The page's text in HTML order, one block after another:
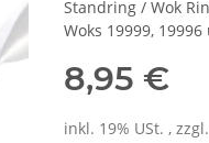
Standring / Wok
Woks 19999,
8,95 €
inkl. 19% USt. , zzgl.